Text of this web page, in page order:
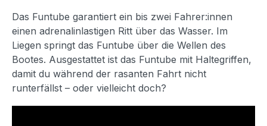
Das Funtube garantiert ein bis zwei Fahrer:innen
einen adrenalinlastigen Ritt über das Wasser. Im
Liegen springt das Funtube über die Wellen des
Bootes. Ausgestattet ist das Funtube mit Haltegriffen,
damit du während der rasanten Fahrt nicht
runterfällst – oder vielleicht doch?